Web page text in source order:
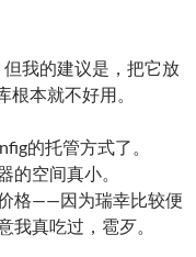
我的建议是，把它放
本就不好用。
的托管方式了。
的空间真小。
格——因为瑞幸比较便
我真吃过，雹歹。